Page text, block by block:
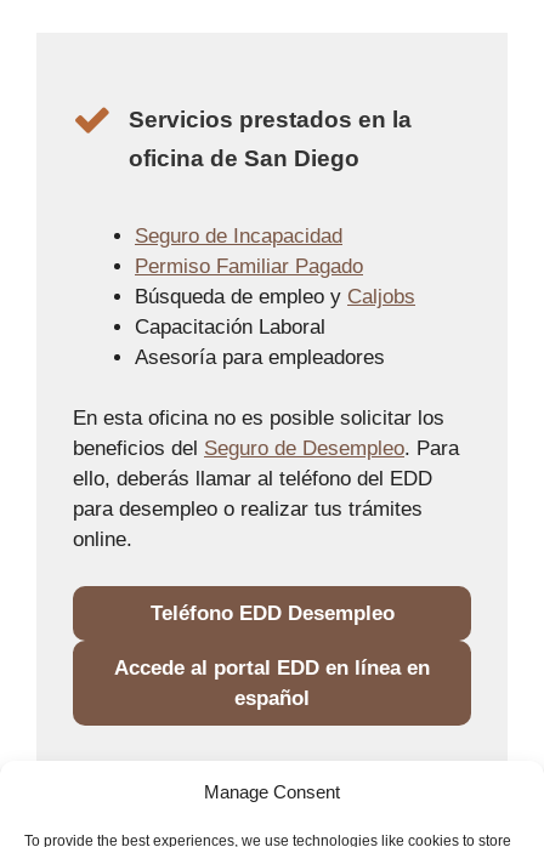
Manage Consent
To provide the best experiences, we use technologies like cookies to store
Servicios prestados en la
oficina de San Diego
Seguro de Incapacidad
Permiso Familiar Pagado
Búsqueda de empleo y Caljobs
Capacitación Laboral
Asesoría para empleadores
En esta oficina no es posible solicitar los
beneficios del Seguro de Desempleo. Para
ello, deberás llamar al teléfono del EDD
para desempleo o realizar tus trámites
online.
Teléfono EDD Desempleo
Accede al portal EDD en línea en
español